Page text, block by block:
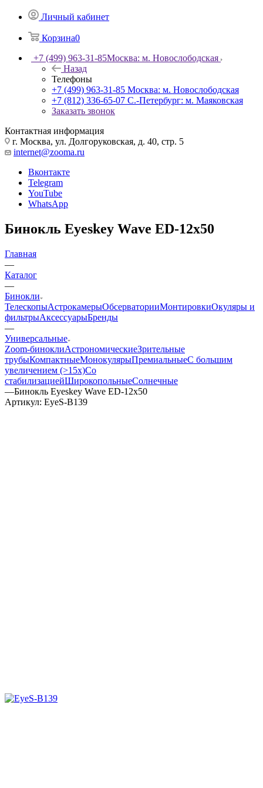
Личный кабинет
Корзина0
+7 (499) 963-31-85Москва: м. Новослободская
Назад
Телефоны
+7 (499) 963-31-85 Москва: м. Новослободская
+7 (812) 336-65-07 С.-Петербург: м. Маяковская
Заказать звонок
Контактная информация
г. Москва, ул. Долгоруковская, д. 40, стр. 5
internet@zooma.ru
Вконтакте
Telegram
YouTube
WhatsApp
Бинокль Eyeskey Wave ED-12x50
Главная
—
Каталог
—
Бинокли
ТелескопыАстрокамерыОбсерваторииМонтировкиОкуляры и
фильтрыАксессуарыБренды
—
Универсальные
Zoom-биноклиАстрономическиеЗрительные
трубыКомпактныеМонокулярыПремиальныеС большим
увеличением (>15x)Со
стабилизациейШирокопольныеСолнечные
—Бинокль Eyeskey Wave ED-12x50
Артикул: EyeS-B139